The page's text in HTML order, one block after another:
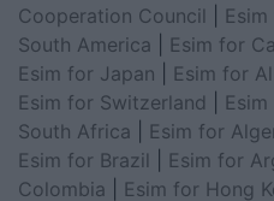
Cooperation Council
South America
Esim for
Esim for Japan
Esim for
Esim for Switzerland
South Africa
Esim for
Esim for Brazil
Esim for
Colombia
Esim for Hong